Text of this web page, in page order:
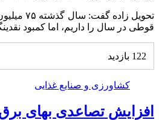
قوطی در سال را داریم، اما کمبود
122 بازدید
کشاورزی و صنایع غذایی
افزایش تصاعدی بهای